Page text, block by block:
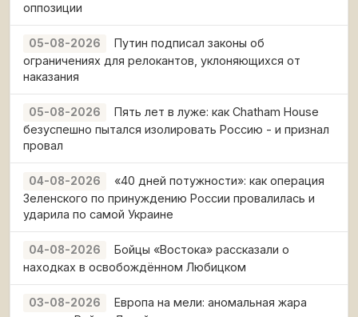
оппозиции
05-08-2026
Путин подписал законы об
ограничениях для релокантов, уклоняющихся от
наказания
05-08-2026
Пять лет в луже: как Chatham House
безуспешно пытался изолировать Россию - и признал
провал
04-08-2026
«40 дней потужности»: как операция
Зеленского по принуждению России провалилась и
ударила по самой Украине
04-08-2026
Бойцы «Востока» рассказали о
находках в освобождённом Любицком
03-08-2026
Европа на мели: аномальная жара